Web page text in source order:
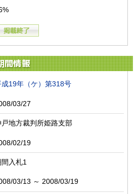
間情報
成19年（ケ）第318号
03/27
戸地方裁判所姫路支部
02/19
入札1
03/13 ～ 2008/03/19